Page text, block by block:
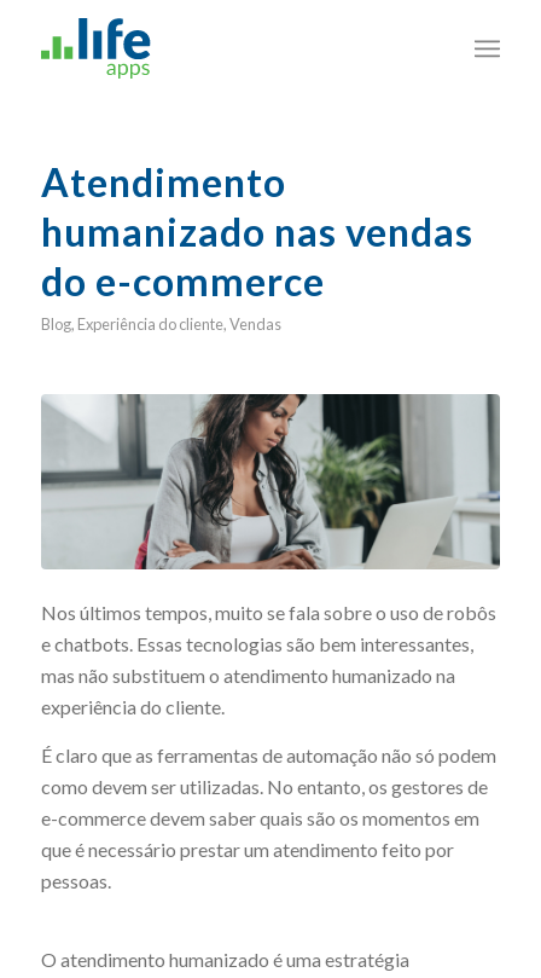
Atendimento
humanizado nas vendas
do e-commerce
Blog, Experiência do cliente,Vendas
Nos últimos tempos, muito se fala sobre o uso de robôs
e chatbots. Essas tecnologias são bem interessantes,
mas não substituem o atendimento humanizado na
experiência do cliente.
É claro que as ferramentas de automação não só podem
como devem ser utilizadas. No entanto, os gestores de
e-commerce devem saber quais são os momentos em
que é necessário prestar um atendimento feito por
pessoas.
O atendimento humanizado é uma estratégia